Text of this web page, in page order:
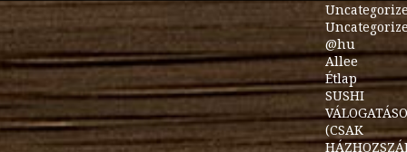
@hu
Allee
Étlap
SUSHI
(CSAK